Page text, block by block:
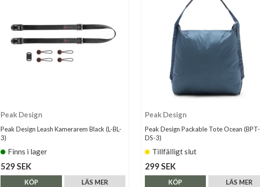
Peak Design
Peak Design Leash Kamerarem Black (L-BL-
3)
Finns i lager
529 SEK
LÄS MER
KÖP
Peak Design
Peak Design Packable Tote Ocean (BPT-
DS-3)
Tillfälligt slut
299 SEK
LÄS MER
KÖP